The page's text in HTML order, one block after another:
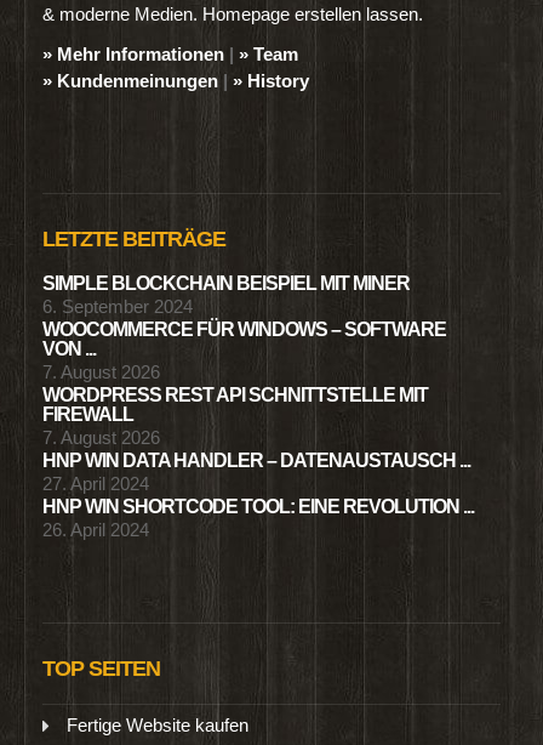
& moderne Medien. Homepage erstellen lassen.
» Mehr Informationen | » Team
» Kundenmeinungen | » History
LETZTE BEITRÄGE
SIMPLE BLOCKCHAIN BEISPIEL MIT MINER
6. September 2024
WOOCOMMERCE FÜR WINDOWS – SOFTWARE
VON ...
7. August 2026
WORDPRESS REST API SCHNITTSTELLE MIT
FIREWALL
7. August 2026
HNP WIN DATA HANDLER – DATENAUSTAUSCH ...
27. April 2024
HNP WIN SHORTCODE TOOL: EINE REVOLUTION ...
26. April 2024
TOP SEITEN
Fertige Website kaufen